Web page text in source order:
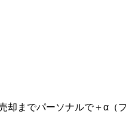
までパーソナルで＋α（